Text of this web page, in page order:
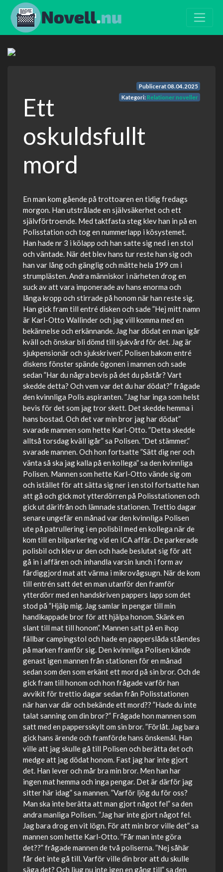
Publicerat08.04.2025
Kategori:Relationer noveller
Ett
oskuldsfullt
mord
En man kom gående på trottoaren en tidig fredags
morgon. Han utstrålade en självsäkerhet och ett
självförtroende. Med taktfasta steg klev han in på en
Polisstation och tog en nummerlapp i kösystemet.
Han hade nr 3 i kölapp och han satte sig ned i en stol
och väntade. När det blev hans tur reste han sig och
han var lång och gänglig och mätte hela 199 cm i
strumplästen. Andra människor i närheten drog en
suck av att vara imponerade av hans enorma och
långa kropp och stirrade på honom när han reste sig.
Han gick fram till entré disken och sade ”Hej mitt namn
är Karl-Otto Wallinder och jag vill komma med en
bekännelse och erkännande. Jag har dödat en man igår
kväll och önskar bli dömd till sjukvård för det. Jag är
sjukpensionär och sjukskriven”. Polisen bakom entré
diskens fönster spände ögonen i mannen och sade
sedan ”Har du några bevis på det du påstår? Vart
skedde detta? Och vem var det du har dödat?” frågade
den kvinnliga Polis aspiranten. ”Jag har inga som helst
bevis för det som jag tror skett. Det skedde hemma i
hans bostad. Och det var min bror jag har dödat”
svarade mannen som hette Karl-Otto. ”Detta skedde
alltså torsdag kväll igår” sa Polisen. ”Det stämmer.”
svarade mannen. Och hon fortsatte ”Sätt dig ner och
vänta så ska jag kalla på en kollega” sa den kvinnliga
Polisen. Mannen som hette Karl-Otto vände sig om
och istället för att sätta sig ner i en stol fortsatte han
att gå och gick mot ytterdörren på Polisstationen och
gick ut därifrån och lämnade stationen. Trettio dagar
senare ungefär en månad var den kvinnliga Polisen
ute på patrullering i en polisbil med en kollega när de
kom till en bilparkering vid en ICA affär. De parkerade
polisbil och klev ur den och hade beslutat sig för att
gå in i affären och inhandla varsin lunch i form av
färdiggjord mat att värma i mikrovågsugn. När de kom
till entrén satt det en man utanför den framför
ytterdörr med en handskriven pappers lapp som det
stod på ”Hjälp mig. Jag samlar in pengar till min
handikappade bror för att hjälpa honom. Skänk en
slant till mat till honom”. Mannen satt på en ihop
fällbar campingstol och hade en papperslåda ståendes
på marken framför sig. Den kvinnliga Polisen kände
genast igen mannen från stationen för en månad
sedan som den som erkänt ett mord på sin bror. Och de
gick fram till honom och hon frågade varför han
avvikit för trettio dagar sedan från Polisstationen
när han var där och bekände ett mord?? ”Hade du inte
talat sanning om din bror?” Frågade hon mannen som
satt med en pappersskylt om sin bror. ”Förlåt. Jag bara
gick hans ärende och framförde hans önskemål. Han
ville att jag skulle gå till Polisen och berätta det och
medge att jag dödat honom. Fast jag har inte gjort
det. Han lever och mår bra min bror. Men han har
ingen mat hemma och inga pengar. Det är därför jag
sitter här idag” sa mannen. ”Varför ljög du för oss?
Man ska inte berätta att man gjort något fel” sa den
andra manliga Polisen. ”Jag har inte gjort något fel.
Jag bara drog en vit lögn. För att min bror ville det” sa
mannen som hette Karl-Otto. ”Får man inte göra
det??” frågade mannen de två poliserna. ”Nej såhär
får det inte gå till. Varför ville din bror att du skulle
säga det? Och ljug nu inte igen en gång till” sa den